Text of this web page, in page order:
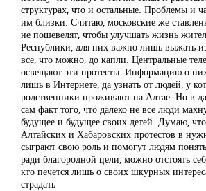
структурах, что и остальные. Проблемы и
им близки. Считаю, московские же
не пошевелят, чтобы улучшать жизнь
Республики, для них важно лишь выжать
все, что можно, до капли. Центральные
освещают эти протесты. Информацию о
лишь в Интернете, да узнать от людей, у
родственники проживают на Алтае. Но в
сам факт того, что далеко не все люди
будущее и будущее своих детей. Думаю,
Алтайских и Хабаровских протестов в
сыграют свою роль и помогут людям
ради благородной цели, можно отстоять
кто печется лишь о своих шкурных
страдать